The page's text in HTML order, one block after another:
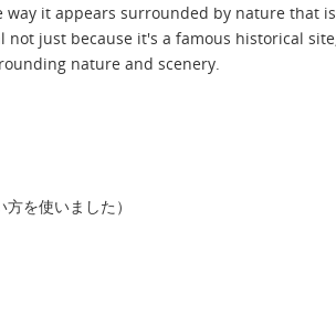
it appears surrounded by nature that is
just because it's a famous historical site,
nature and scenery.
を使いました）